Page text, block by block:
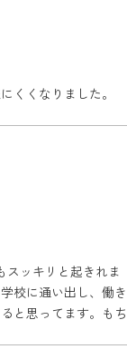
くくなりました。
スッキリと起きれま
校に通い出し、働き
と思ってます。もち